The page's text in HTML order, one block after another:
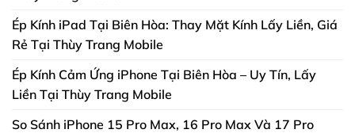
Ép Kính iPad Tại Biên Hòa: Thay Mặt Kính Lấy Liền, Giá
Rẻ Tại Thùy Trang Mobile
Ép Kính Cảm Ứng iPhone Tại Biên Hòa – Uy Tín, Lấy
Liền Tại Thùy Trang Mobile
So Sánh iPhone 15 Pro Max, 16 Pro Max Và 17 Pro